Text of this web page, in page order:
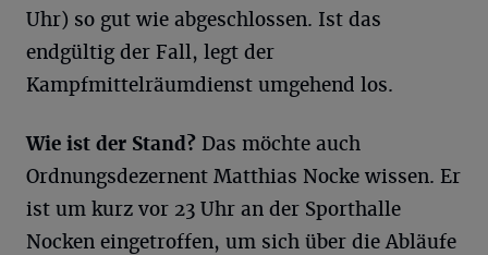
Uhr) so gut wie abgeschlossen. Ist das
endgültig der Fall, legt der
Kampfmittelräumdienst umgehend los.
Wie ist der Stand? Das möchte auch
Ordnungsdezernent Matthias Nocke wissen. Er
ist um kurz vor 23 Uhr an der Sporthalle
Nocken eingetroffen, um sich über die Abläufe